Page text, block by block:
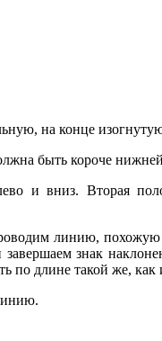
на конце
быть короче
и вниз. Вторая
линию,
знак
по длине такой же,